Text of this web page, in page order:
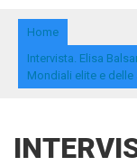
Home
Intervista. Elisa
Mondiali elite e